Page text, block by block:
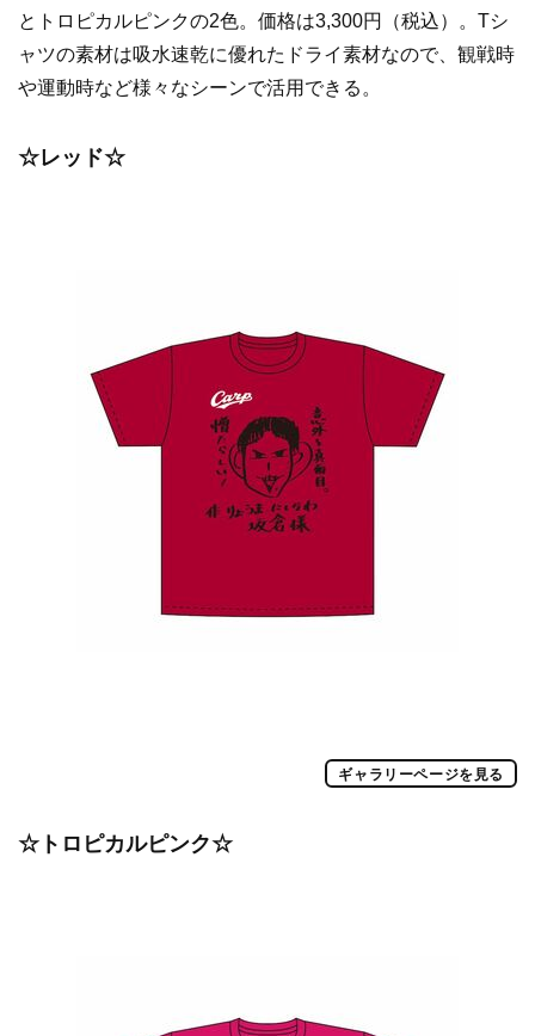
とトロピカルピンクの2色。価格は3,300円（税込）。Tシ
ャツの素材は吸水速乾に優れたドライ素材なので、観戦時
や運動時など様々なシーンで活用できる。
☆レッド☆
ギャラリーページを見る
☆トロピカルピンク☆